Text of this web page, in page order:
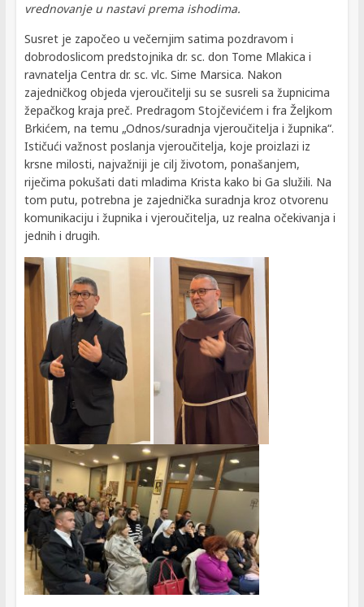
vrednovanje u nastavi prema ishodima.
Susret je započeo u večernjim satima pozdravom i
dobrodoslicom predstojnika dr. sc. don Tome Mlakica i
ravnatelja Centra dr. sc. vlc. Sime Marsica. Nakon
zajedničkog objeda vjeroučitelji su se susreli sa župnicima
žepačkog kraja preč. Predragom Stojčevićem i fra Željkom
Brkićem, na temu „Odnos/suradnja vjeroučitelja i župnika“.
Ističući važnost poslanja vjeroučitelja, koje proizlazi iz
krsne milosti, najvažniji je cilj životom, ponašanjem,
riječima pokušati dati mladima Krista kako bi Ga služili. Na
tom putu, potrebna je zajednička suradnja kroz otvorenu
komunikaciju i župnika i vjeroučitelja, uz realna očekivanja i
jednih i drugih.